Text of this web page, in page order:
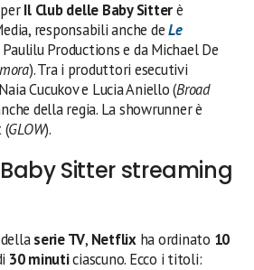
Il Club delle Baby Sitterè
responsabili anche deLe
Paulilu Productions e da Michael De
). Tra i produttori esecutivi
Cucukov e Lucia Aniello (Broad
della regia. La showrunner è
(GLOW).
Sitter streaming
serie TV, Netflixha ordinato 10
30 minuticiascuno. Ecco i titoli: